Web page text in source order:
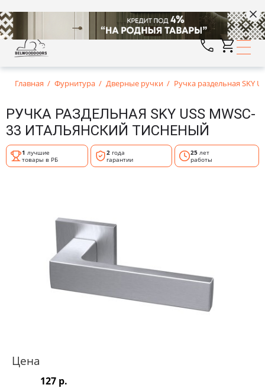
Главная Фурнитура Дверные ручки Ручка раздельная SKY
РУЧКА РАЗДЕЛЬНАЯ SKY USS MWSC-
33 ИТАЛЬЯНСКИЙ ТИСНЕНЫЙ
1 лучшие
товары в РБ
2года
гарантии
25 лет
работы
Цена
127 р.